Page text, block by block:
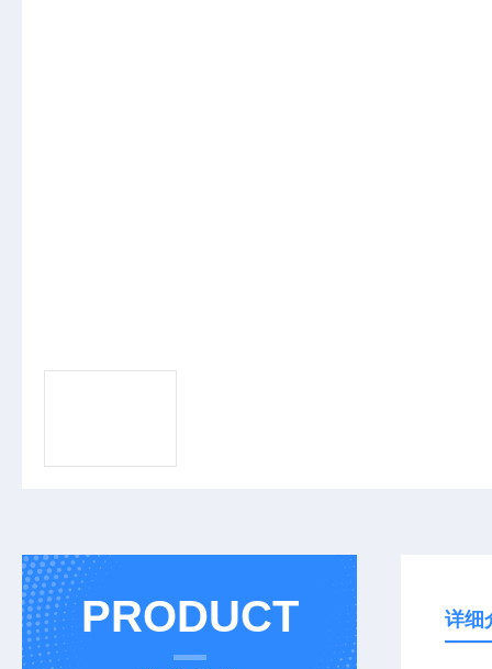
PRODUCT 详细